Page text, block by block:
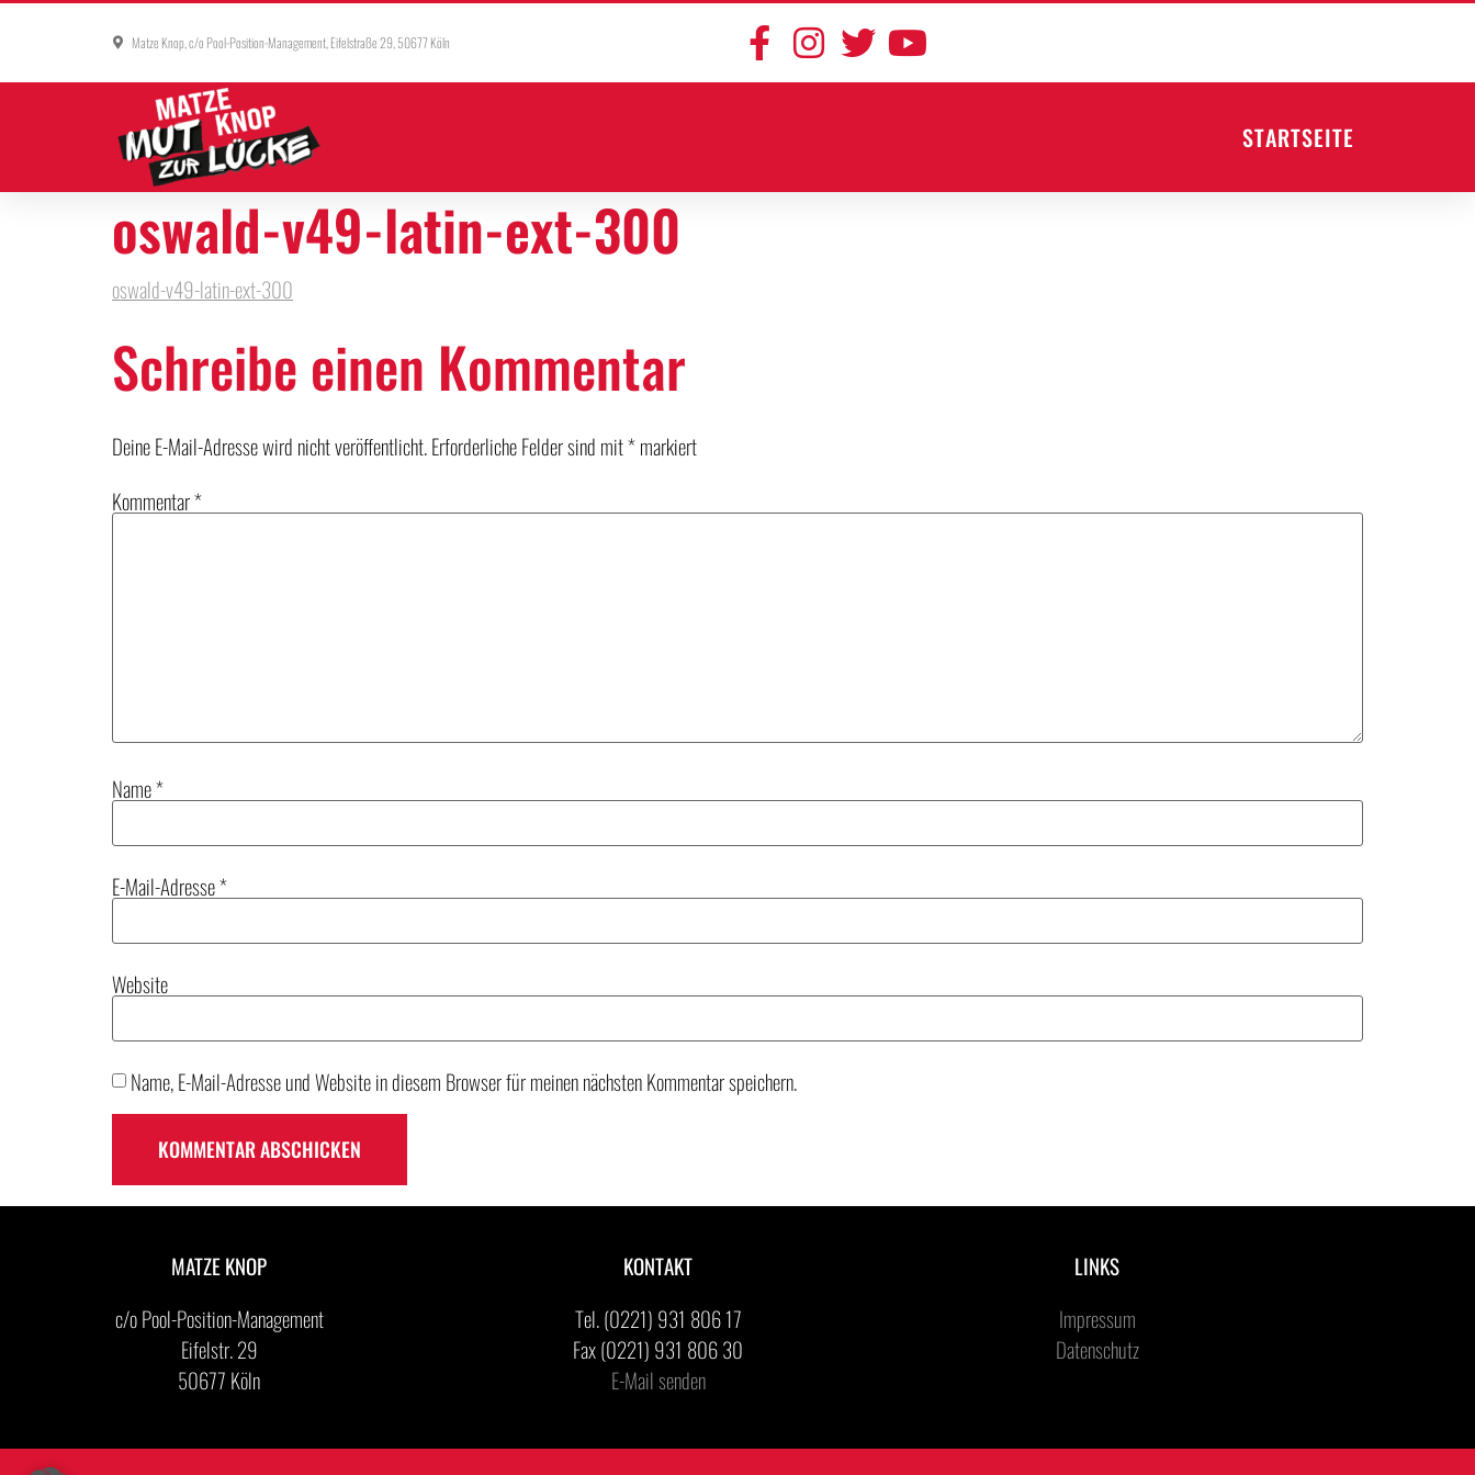
Matze Knop, c/o Pool-Position-Management, Eifelstraße 29, 50677 Köln
STARTSEITE
oswald-v49-latin-ext-300
oswald-v49-latin-ext-300
Schreibe einen Kommentar
Deine E-Mail-Adresse wird nicht veröffentlicht.Erforderliche Felder sind mit*markiert
Kommentar*
Name*
E-Mail-Adresse*
Website
Name, E-Mail-Adresse und Website in diesem Browser für meinen nächsten Kommentar speichern.
MATZE KNOP
c/o Pool-Position-Management
Eifelstr. 29
50677 Köln
KONTAKT
Tel. (0221) 931 806 17
Fax (0221) 931 806 30
E-Mail senden
LINKS
Impressum
Datenschutz